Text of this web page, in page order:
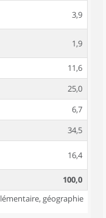
3,9
1,9
11,6
25,0
6,7
34,5
16,4
100,0
géographie